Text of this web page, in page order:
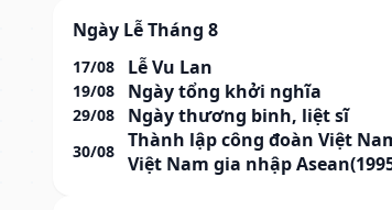
Ngày Lễ Tháng 8
17/08 Lễ Vu Lan
19/08 Ngày tổng khởi nghĩa
29/08 Ngày thương binh, liệt sĩ
30/08
Thành lập công đoàn Việt
Việt Nam gia nhập